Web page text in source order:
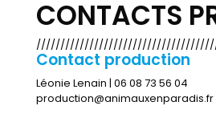
CONTACTS
Contact production
Léonie Lenain | 06 08 73 56 04
production@animauxenparadis.fr